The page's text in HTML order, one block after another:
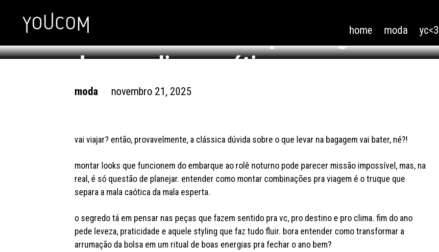
home moda
como montar looks pra viagem no
do ano: dicas práticas
moda novembro 21, 2025
vai viajar? então, provavelmente, a clássica dúvida sobre o que levar na bagagem vai bater, né?!
montar looks que funcionem do embarque ao rolê noturno pode parecer missão impossível, mas, na
real, é só questão de planejar. entender como montar combinações pra viagem é o truque que
separa a mala caótica da mala esperta.
o segredo tá em pensar nas peças que fazem sentido pra vc, pro destino e pro clima. fim do ano
pede leveza, praticidade e aquele styling que faz tudo fluir. bora entender como transformar a
arrumação da bolsa em um ritual de boas energias pra fechar o ano bem?